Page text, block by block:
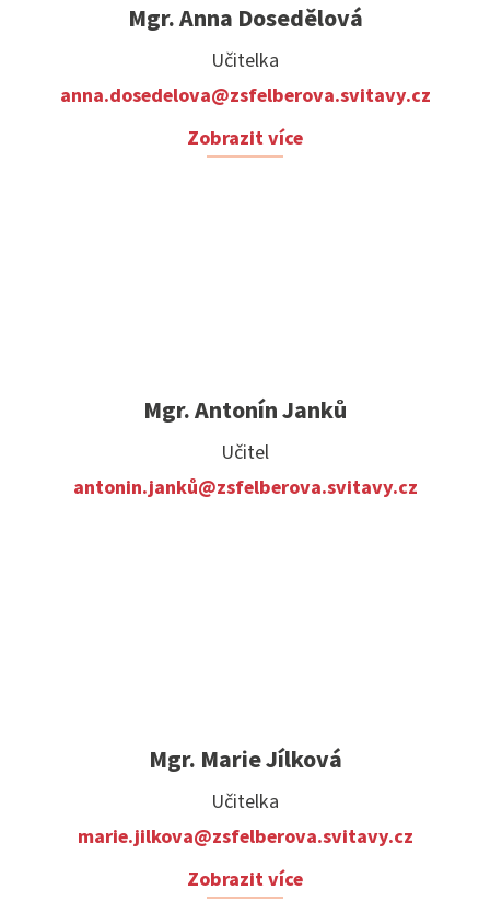
Mgr. Anna Dosedělová
Učitelka
anna.dosedelova@zsfelberova.svitavy.cz
Zobrazit více
Mgr. Antonín Janků
Učitel
antonin.janků@zsfelberova.svitavy.cz
Mgr. Marie Jílková
Učitelka
marie.jilkova@zsfelberova.svitavy.cz
Zobrazit více